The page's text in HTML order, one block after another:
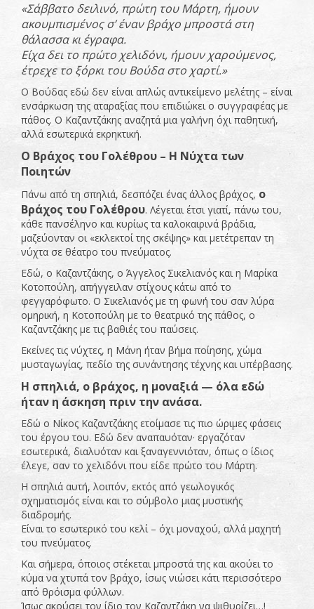
«Σάββατο δειλινό, πρώτη του Μάρτη, ήμουν
ακουμπισμένος σ’ έναν βράχο μπροστά στη
θάλασσα κι έγραφα.
Είχα δει το πρώτο χελιδόνι, ήμουν χαρούμενος,
έτρεχε το ξόρκι του Βούδα στο χαρτί.»
Ο Βούδας εδώ δεν είναι απλώς αντικείμενο μελέτης – είναι
ενσάρκωση της αταραξίας που επιδιώκει ο συγγραφέας με
πάθος. Ο Καζαντζάκης αναζητά μια γαλήνη όχι παθητική,
αλλά εσωτερικά εκρηκτική.
Ο Βράχος του Γολέθρου – Η Νύχτα των
Ποιητών
Πάνω από τη σπηλιά, δεσπόζει ένας άλλος βράχος, ο
Βράχος του Γολέθρου. Λέγεται έτσι γιατί, πάνω του,
κάθε πανσέληνο και κυρίως τα καλοκαιρινά βράδια,
μαζεύονταν οι «εκλεκτοί της σκέψης» και μετέτρεπαν τη
νύχτα σε θέατρο του πνεύματος.
Εδώ, ο Καζαντζάκης, ο Άγγελος Σικελιανός και η Μαρίκα
Κοτοπούλη, απήγγειλαν στίχους κάτω από το
φεγγαρόφωτο. Ο Σικελιανός με τη φωνή του σαν λύρα
ομηρική, η Κοτοπούλη με το θεατρικό της πάθος, ο
Καζαντζάκης με τις βαθιές του παύσεις.
Εκείνες τις νύχτες, η Μάνη ήταν βήμα ποίησης, χώμα
μυσταγωγίας, πεδίο της συνάντησης τέχνης και υπέρβασης.
Η σπηλιά, ο βράχος, η μοναξιά — όλα εδώ
ήταν η άσκηση πριν την ανάσα.
Εδώ ο Νίκος Καζαντζάκης ετοίμασε τις πιο ώριμες φάσεις
του έργου του. Εδώ δεν αναπαυόταν· εργαζόταν
εσωτερικά, διαλυόταν και ξαναγεννιόταν, όπως ο ίδιος
έλεγε, σαν το χελιδόνι που είδε πρώτο του Μάρτη.
Η σπηλιά αυτή, λοιπόν, εκτός από γεωλογικός
σχηματισμός είναι και το σύμβολο μιας μυστικής
διαδρομής.
Είναι το εσωτερικό του κελί – όχι μοναχού, αλλά μαχητή
του πνεύματος.
Και σήμερα, όποιος στέκεται μπροστά της και ακούει το
κύμα να χτυπά τον βράχο, ίσως νιώσει κάτι περισσότερο
από θρόισμα φύλλων.
Ίσως ακούσει τον ίδιο τον Καζαντζάκη να ψιθυρίζει…!